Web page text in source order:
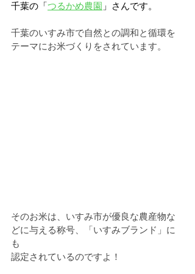
千葉の「つるかめ農園 」さんです。
千葉のいすみ市で自然との調和と循環を
テーマにお米づくりをされています。
そのお米は、いすみ市が優良な農産物な
どに与える称号、「いすみブランド」に
も
認定されているのですよ！